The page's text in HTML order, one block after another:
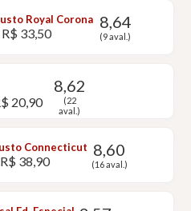
Royal Corona
33,50
8,64
(9 aval.)
20,90
8,62
(22
aval.)
Connecticut
38,90
8,60
(16 aval.)